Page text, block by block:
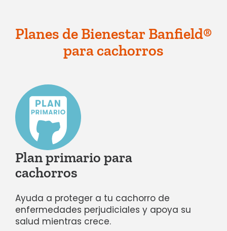
Planes de Bienestar Banfield®
para cachorros
Plan primario para
cachorros
Ayuda a proteger a tu cachorro de
enfermedades perjudiciales y apoya su
salud mientras crece.